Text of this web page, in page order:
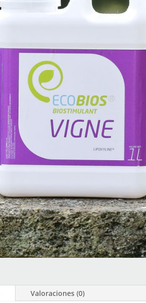
Valoraciones (0)